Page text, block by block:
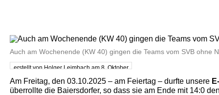
Auch am Wochenende (KW 40) gingen die Teams vom SVB ohne
erstellt von Holger Leimbach am 8. Oktober
Am Freitag, den 03.10.2025 – am Feiertag – durfte unsere
überrollte die Baiersdorfer, so dass sie am Ende mit 14:0